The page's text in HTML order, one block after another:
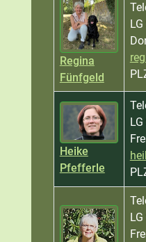
Regina
Fünfgeld
Heike
Pfefferle